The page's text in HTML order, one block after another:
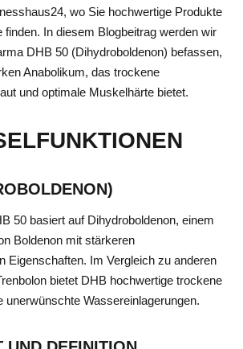
wo Sie hochwertige Produkte
finden. In diesem Blogbeitrag werden wir
DHB 50 (Dihydroboldenon) befassen,
Anabolikum, das trockene
und optimale Muskelhärte bietet.
50 basiert auf Dihydroboldenon, einem
Boldenon mit stärkeren
Eigenschaften. Im Vergleich zu anderen
bietet DHB hochwertige trockene
unerwünschte Wassereinlagerungen.